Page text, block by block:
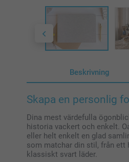
Beskrivning
Skapa en personlig
Dina mest värdefulla
historia vackert och enkelt.
eller helt enkelt en glad
som matchar din stil, från
klassiskt svart läder.